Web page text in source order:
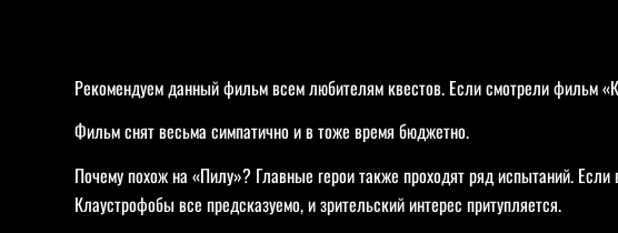
Рекомендуем данный фильм всем любителям квестов. Если смотрели фильм
Фильм снят весьма симпатично и в тоже время бюджетно.
Почему похож на «Пилу»? Главные герои также проходят ряд испытаний.
Клаустрофобы все предсказуемо, и зрительский интерес притупляется.